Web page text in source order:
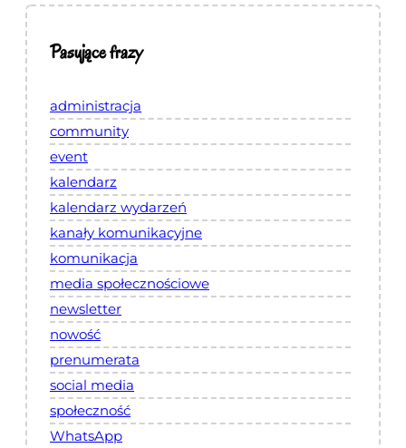
Pasujące frazy
administracja
community
event
kalendarz
kalendarz wydarzeń
kanały komunikacyjne
komunikacja
media społecznościowe
newsletter
nowość
prenumerata
social media
społeczność
WhatsApp